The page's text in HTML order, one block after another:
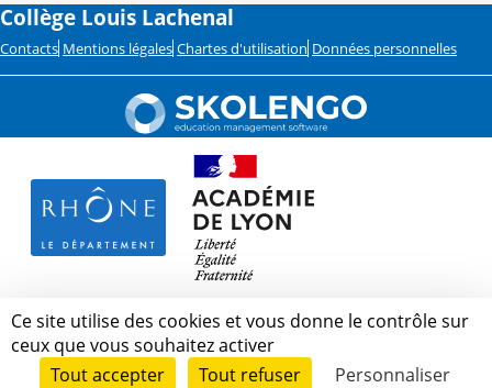
Collège Louis Lachenal
Contacts Mentions légales Chartes d'utilisation Données personnelles
Ce site utilise des cookies et vous donne le contrôle sur
ceux que vous souhaitez activer
Tout accepter
Tout refuser Personnaliser